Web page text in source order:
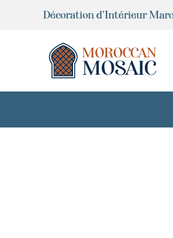
Décoration d'Intérieur